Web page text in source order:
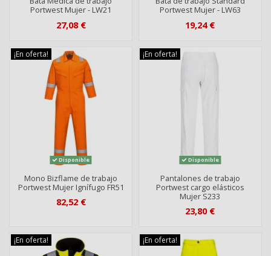
Portwest Mujer - LW21
27,08 €
Portwest Mujer - LW63
19,24 €
¡En oferta!
Disponible
Mono Bizflame de trabajo
Portwest Mujer Ignífugo FR51
82,52 €
¡En oferta!
Disponible
Pantalones de trabajo
Portwest cargo elásticos
Mujer S233
23,80 €
¡En oferta! ¡En oferta!